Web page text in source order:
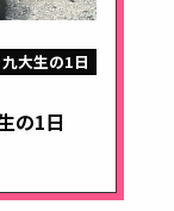
九大生の1日
の1日